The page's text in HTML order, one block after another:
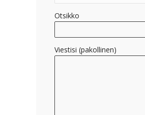
Otsikko
Viestisi (pakollinen)